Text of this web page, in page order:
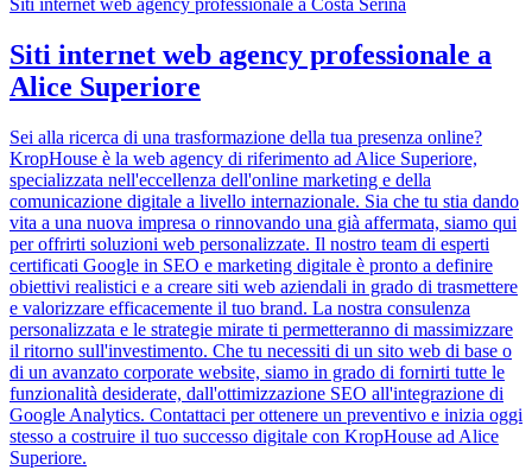
Siti internet web agency professionale a Costa Serina
Siti internet web agency professionale a
Alice Superiore
Sei alla ricerca di una trasformazione della tua presenza online?
KropHouse è la web agency di riferimento ad Alice Superiore,
specializzata nell'eccellenza dell'online marketing e della
comunicazione digitale a livello internazionale. Sia che tu stia dando
vita a una nuova impresa o rinnovando una già affermata, siamo qui
per offrirti soluzioni web personalizzate. Il nostro team di esperti
certificati Google in SEO e marketing digitale è pronto a definire
obiettivi realistici e a creare siti web aziendali in grado di trasmettere
e valorizzare efficacemente il tuo brand. La nostra consulenza
personalizzata e le strategie mirate ti permetteranno di massimizzare
il ritorno sull'investimento. Che tu necessiti di un sito web di base o
di un avanzato corporate website, siamo in grado di fornirti tutte le
funzionalità desiderate, dall'ottimizzazione SEO all'integrazione di
Google Analytics. Contattaci per ottenere un preventivo e inizia oggi
stesso a costruire il tuo successo digitale con KropHouse ad Alice
Superiore.